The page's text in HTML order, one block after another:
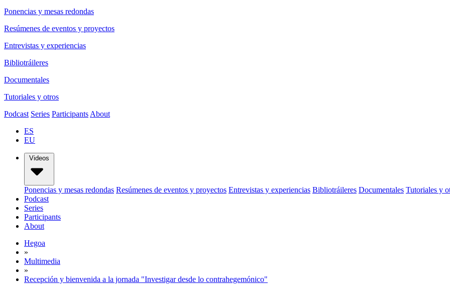
Ponencias y mesas redondas
Resúmenes de eventos y proyectos
Entrevistas y experiencias
Bibliotráileres
Documentales
Tutoriales y otros
Podcast Series Participants About
ES
EU
Videos
Ponencias y mesas redondas Resúmenes de eventos y proyectos Entrevistas y experiencias Bibliotráileres Documentales Tutoriales y
Podcast
Series
Participants
About
Hegoa
»
Multimedia
»
Recepción y bienvenida a la jornada "Investigar desde lo contrahegemónico"